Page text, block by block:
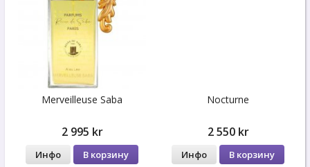
Merveilleuse Saba
2 995 kr
Инфо В корзину
Nocturne
2 550 kr
Инфо В корзину